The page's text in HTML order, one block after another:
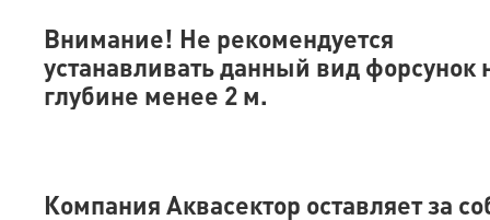
Внимание! Не рекомендуется
устанавливать данный вид форсунок
глубине менее 2 м.
Компания Аквасектор оставляет за